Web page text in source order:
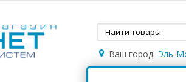
Ваш город: Эль-